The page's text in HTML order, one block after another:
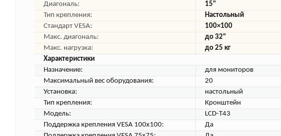
Диагональ:
15"
Тип крепления:
Настольный
Стандарт VESA:
100×100
Макс. диагональ:
до 32"
Макс. нагрузка:
до 25 кг
Характеристики
Назначение:
для мониторов
Максимальный вес оборудования:
20
Установка:
настольный
Тип крепления:
Кронштейн
Модель:
LCD-T43
Поддержка крепления VESA 100х100:
Да